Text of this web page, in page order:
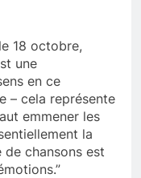
18 octobre,
une
en ce
– cela représente
emmener les
la
de chansons est